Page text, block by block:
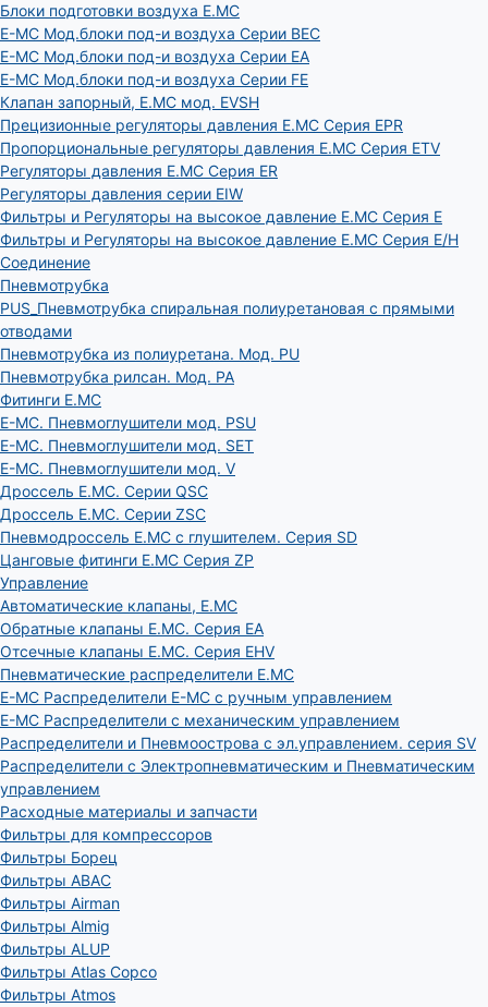
Блоки подготовки воздуха E.MC
E-MC Мод.блоки под-и воздуха Серии BEC
E-MC Мод.блоки под-и воздуха Серии EA
E-MC Мод.блоки под-и воздуха Серии FE
Клапан запорный, E.MC мод. EVSH
Прецизионные регуляторы давления E.MC Серия EPR
Пропорциональные регуляторы давления E.MC Серия ETV
Регуляторы давления E.MC Серия ER
Регуляторы давления серии EIW
Фильтры и Регуляторы на высокое давление E.MC Серия E
Фильтры и Регуляторы на высокое давление E.MC Серия E/H
Соединение
Пневмотрубка
PUS_Пневмотрубка спиральная полиуретановая с прямыми
отводами
Пневмотрубка из полиуретана. Мод. РU
Пневмотрубка рилсан. Мод. PA
Фитинги E.MC
E-MC. Пневмоглушители мод. PSU
E-MC. Пневмоглушители мод. SET
E-MC. Пневмоглушители мод. V
Дроссель E.MC. Серии QSC
Дроссель E.MC. Серии ZSC
Пневмодроссель E.MC с глушителем. Серия SD
Цанговые фитинги E.MC Серия ZP
Управление
Автоматические клапаны, Е.МС
Обратные клапаны E.MC. Серия EA
Отсечные клапаны E.MC. Серия EHV
Пневматические распределители E.MC
E-MC Распределители E-MC с ручным управлением
E-MC Распределители с механическим управлением
Распределители и Пневмоострова с эл.управлением. серия SV
Распределители с Электропневматическим и Пневматическим
управлением
Расходные материалы и запчасти
Фильтры для компрессоров
Фильтры Борец
Фильтры ABAC
Фильтры Airman
Фильтры Almig
Фильтры ALUP
Фильтры Atlas Copco
Фильтры Atmos